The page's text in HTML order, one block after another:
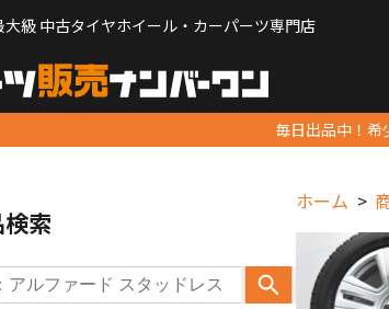
大級 中古タイヤホイール・カーパーツ専門店
毎日出品中！希
ホーム
索